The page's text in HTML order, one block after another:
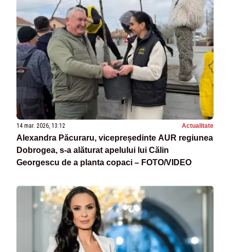
14 mar. 2026, 13:12 Actualitate
Alexandra Păcuraru, vicepreședinte AUR regiunea
Dobrogea, s-a alăturat apelului lui Călin
Georgescu de a planta copaci – FOTO/VIDEO